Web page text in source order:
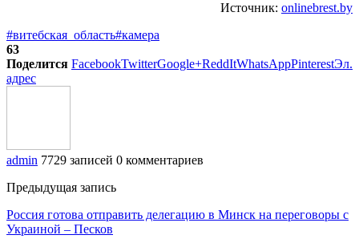
Источник: onlinebrest.by
#витебская_область#камера
63
Поделится FacebookTwitterGoogle+ReddItWhatsAppPinterestЭл.
адрес
admin 7729 записей 0 комментариев
Предыдущая запись
Россия готова отправить делегацию в Минск на переговоры с
Украиной – Песков